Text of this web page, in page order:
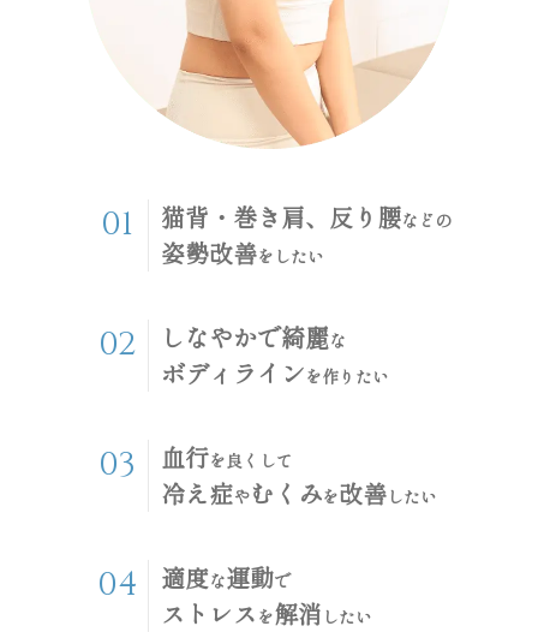
01 猫背・巻き肩、反り腰などの
姿勢改善をしたい
02 しなやかで綺麗な
ボディラインを作りたい
03 血行を良くして
冷え症やむくみを改善したい
04 適度な運動で
ストレス を解消 したい